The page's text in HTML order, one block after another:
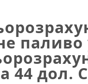
паливо
44 дол.